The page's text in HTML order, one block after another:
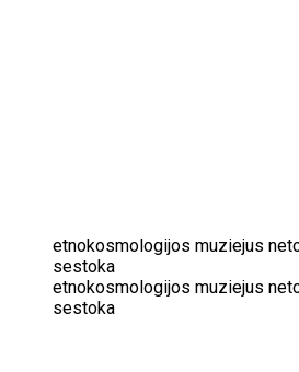
etnokosmologijos muziejus
sestoka
etnokosmologijos muziejus
sestoka